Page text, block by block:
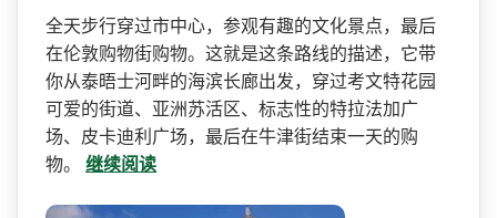
全天步行穿过市中心，参观有­趣的文化景点，最后
在伦敦购物街购物。这就是这条路­线的描述，它带
你从泰晤士河畔的海滨长廊出发，穿过­考文特花园
可爱的街道、亚洲苏活区、标志性的特拉法­加广
场、皮卡迪利广场，最后在牛津街结束一天的购
物。 继续阅读